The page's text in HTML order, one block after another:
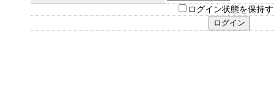
ログイン状態を保持